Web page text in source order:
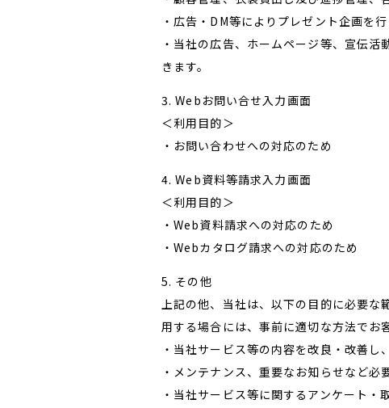
・広告・DM等によりプレゼント企画を
・当社の広告、ホームページ等、宣伝
きます。
3. Webお問い合せ入力画面
＜利用目的＞
・お問い合わせへの対応のため
4. Web資料等請求入力画面
＜利用目的＞
・Web資料請求への対応のため
・Webカタログ請求への対応のため
5. その他
上記の他、当社は、以下の目的に必要な
用する場合には、事前に適切な方法でお
・当社サービス等の内容を改良・改善
・メンテナンス、重要なお知らせなど必
・当社サービス等に関するアンケート